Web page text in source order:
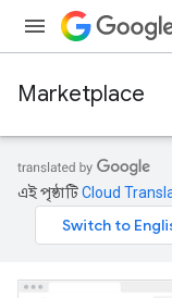
Marketplace
এই পৃষ্ঠাটিCloud